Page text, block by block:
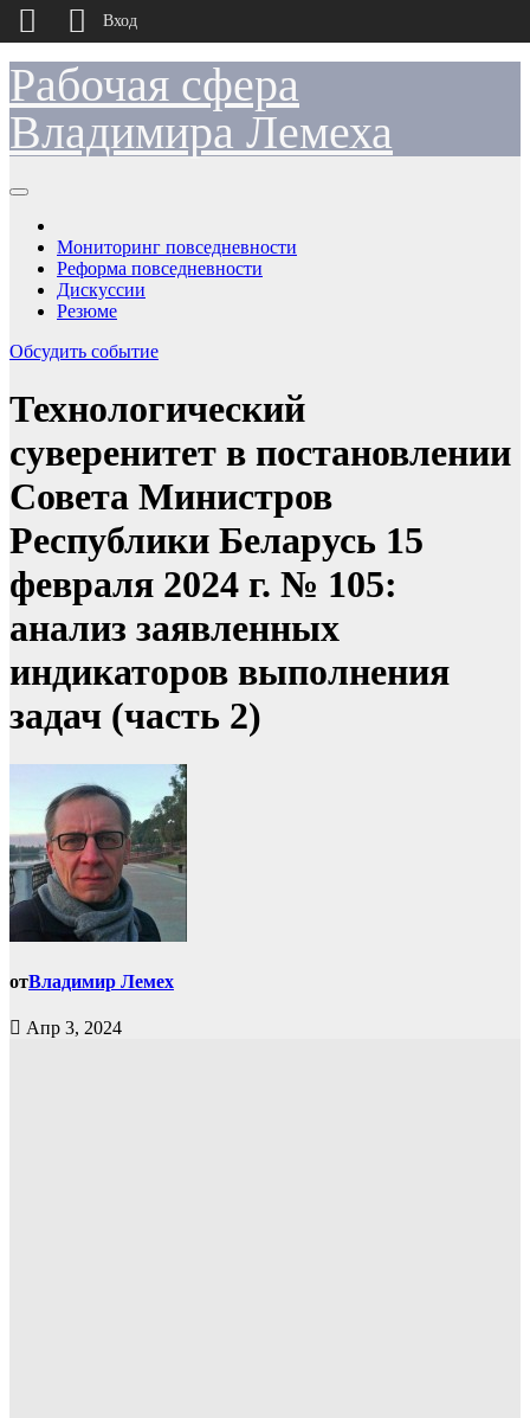
Перейти
содержимому
Рабочая сфера
Владимира Лемеха
Мониторинг повседневности
Реформа повседневности
Дискуссии
Резюме
Обсудить событие
Технологический
суверенитет в постановлении
Совета Министров
Республики Беларусь 15
февраля 2024 г. № 105:
анализ заявленных
индикаторов выполнения
задач (часть 2)
отВладимир Лемех
Апр 3, 2024
Вход